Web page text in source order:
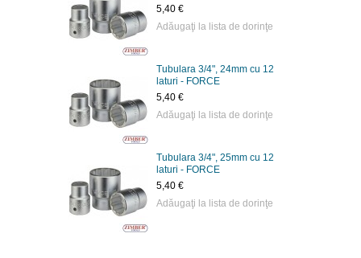
5,40 €
Adăugaţi la lista de dorinţe
Tubulara 3/4", 24mm cu 12
laturi - FORCE
5,40 €
Adăugaţi la lista de dorinţe
Tubulara 3/4", 25mm cu 12
laturi - FORCE
5,40 €
Adăugaţi la lista de dorinţe